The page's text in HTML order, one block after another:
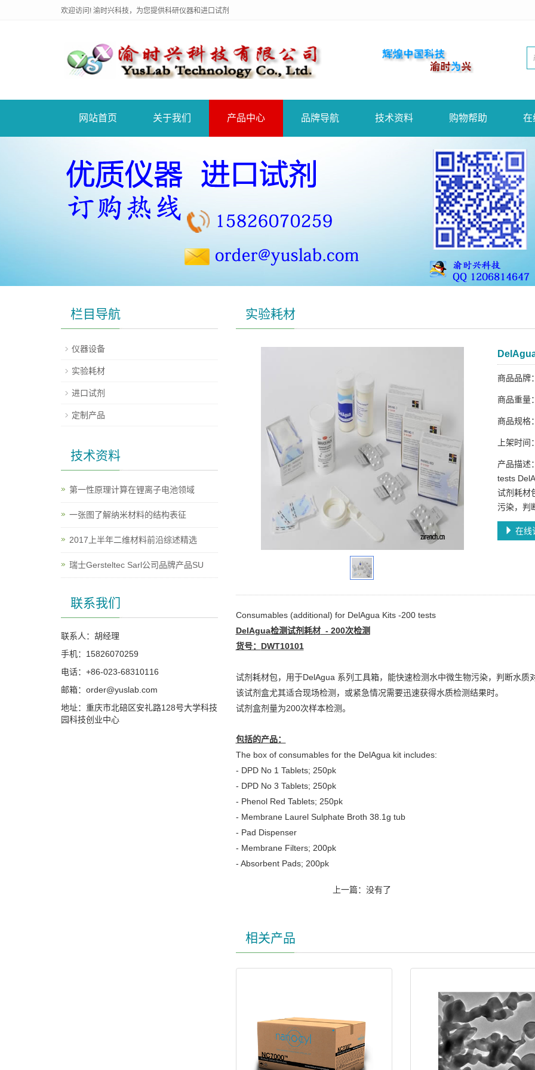
欢迎访问! 渝时兴科技，为您提供科研仪器和进口试剂
网站首页 关于我们 产品中心 品牌导航 技术资料 购物帮助 在
实验耗材
商品品牌：
商品重量：
商品规格：
上架时
产品描述
tests
试剂耗材
污染，判
在线
Consumables (additional) for DelAgua Kits -200 tests
DelAgua检测试剂耗材- 200次检测
货号： DWT10101
试剂耗材包，用于DelAgua 系列工具箱，能快速检测水中微生物污染，判断水质
该试剂盒尤其适合现场检测，或紧急情况需要迅速获得水质检测结果时。
试剂盒剂量为200次样本检测。
包括的产品：
The box of consumables for the DelAgua kit includes:
- DPD No 1 Tablets; 250pk
- DPD No 3 Tablets; 250pk
- Phenol Red Tablets; 250pk
- Membrane Laurel Sulphate Broth 38.1g tub
- Pad Dispenser
- Membrane Filters; 200pk
- Absorbent Pads; 200pk
上一篇：没有了
相关产品
栏目导航
仪器设备
实验耗材
进口试剂
定制产品
技术资料
第一性原理计算在锂离子电池领域
一张图了解纳米材料的结构表征
2017上半年二维材料前沿综述精选
瑞士Gersteltec Sarl公司品牌产品SU
联系我们
联系人：胡经理
手机：15826070259
电话：+86-023-68310116
邮箱：order@yuslab.com
地址：重庆市北碚区安礼路128号大学科技
园科技创业中心